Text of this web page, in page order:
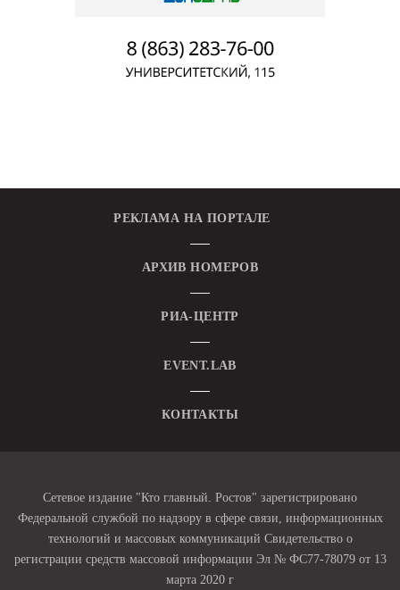
РЕКЛАМА НА ПОРТАЛЕ
АРХИВ НОМЕРОВ
РИА-ЦЕНТР
EVENT.LAB
КОНТАКТЫ
Сетевое издание "Кто главный. Ростов" зарегистрировано
Федеральной службой по надзору в сфере связи, информационных
технологий и массовых коммуникаций Свидетельство о
регистрации средств массовой информации Эл № ФС77-78079 от 13
марта 2020 г